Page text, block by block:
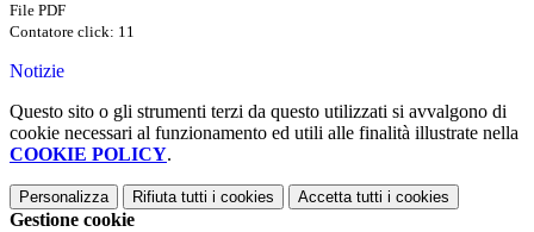
File PDF
Contatore click: 11
Notizie
Questo sito o gli strumenti terzi da questo utilizzati si avvalgono di
cookie necessari al funzionamento ed utili alle finalità illustrate nella
COOKIE POLICY.
Personalizza Rifiuta tutti i cookies Accetta tutti i cookies
Gestione cookie